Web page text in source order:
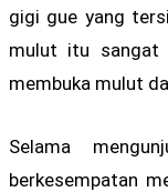
gigi gue yang
mulut itu sangat
membuka mulut
Selama
berkesempatan